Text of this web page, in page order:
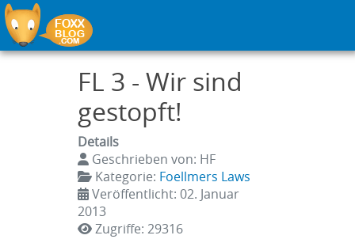
FL 3 - Wir sind
gestopft!
Details
Geschrieben von: HF
Kategorie: Foellmers Laws
Veröffentlicht: 02. Januar
2013
Zugriffe: 29316